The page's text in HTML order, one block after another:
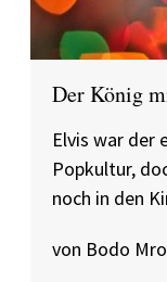
Der König
Elvis war der
Popkultur,
noch in den
von Bodo